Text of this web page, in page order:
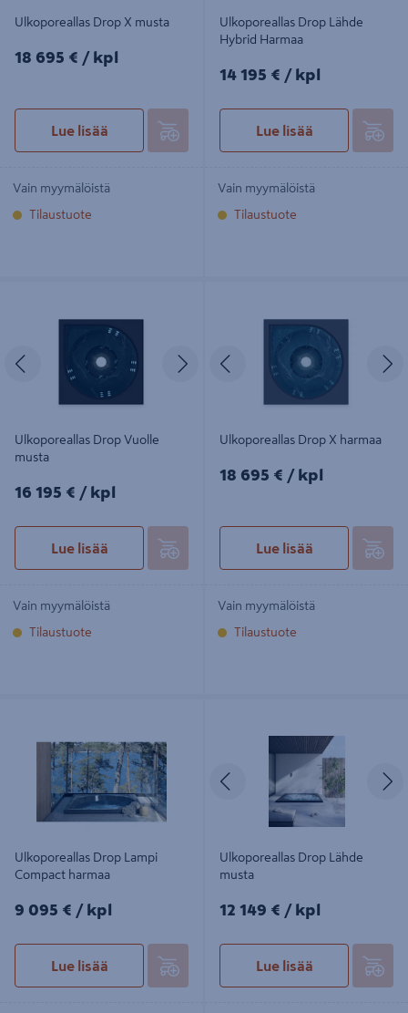
Ulkoporeallas Drop X musta
18695€/kpl
18 695 € / kpl
Lue lisää
Vain myymälöistä
Tilaustuote
Ulkoporeallas Drop Lähde
Hybrid Harmaa
14195€/kpl
14 195 € / kpl
Lue lisää
Vain myymälöistä
Tilaustuote
Seuraava
Ulkoporeallas Drop Vuolle
musta
16195€/kpl
16 195 € / kpl
Lue lisää
Vain myymälöistä
Tilaustuote
Edellinen
Ulkoporeallas Drop X harmaa
18695€/kpl
18 695 € / kpl
Lue lisää
Vain myymälöistä
Tilaustuote
Ulkoporeallas Drop Lampi
Compact harmaa
9095€/kpl
9 095 € / kpl
Lue lisää
Edellinen
Ulkoporeallas Drop Lähde
musta
12149€/kpl
12 149 € / kpl
Lue lisää